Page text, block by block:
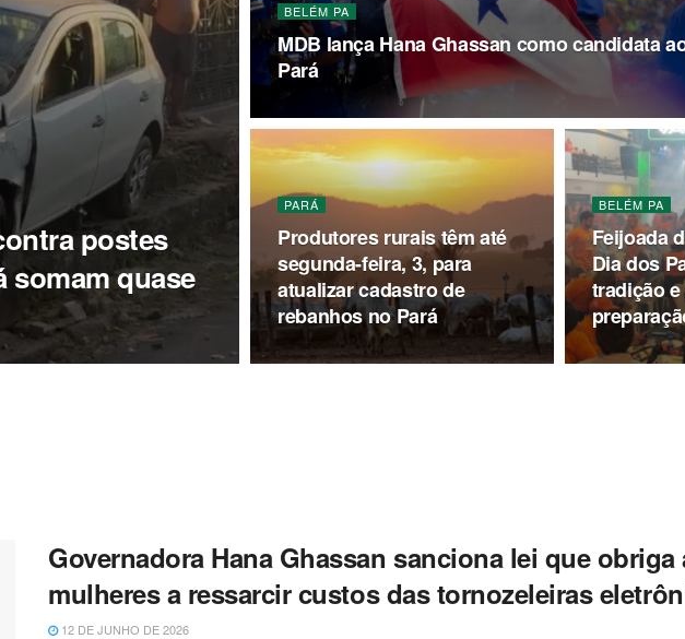
postes
somam quase
BELÉM PA
MDB lança Hana Ghassan como candidata
Pará
PARÁ
Produtores rurais têm até
segunda-feira, 3, para
atualizar cadastro de
rebanhos no Pará
BELÉM PA
Feijoada
Dia dos
tradição
Governadora Hana Ghassan sanciona lei que
mulheres a ressarcir custos das tornozeleiras
12 DE JUNHO DE 2026